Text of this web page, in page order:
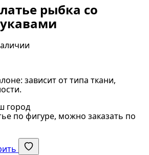
рыбка со
зависит от типа ткани,
город
по фигуре, можно заказать по